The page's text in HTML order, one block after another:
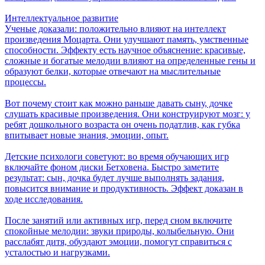
Интеллектуальное развитие
Ученые доказали: положительно влияют на интеллект
произведения Моцарта. Они улучшают память, умственные
способности. Эффекту есть научное объяснение: красивые,
сложные и богатые мелодии влияют на определенные гены и
образуют белки, которые отвечают на мыслительные
процессы.
Вот почему стоит как можно раньше давать сыну, дочке
слушать красивые произведения. Они конструируют мозг: у
ребят дошкольного возраста он очень податлив, как губка
впитывает новые знания, эмоции, опыт.
Детские психологи советуют: во время обучающих игр
включайте фоном диски Бетховена. Быстро заметите
результат: сын, дочка будет лучше выполнять задания,
повысится внимание и продуктивность. Эффект доказан в
ходе исследования.
После занятий или активных игр, перед сном включите
спокойные мелодии: звуки природы, колыбельную. Они
расслабят дитя, обуздают эмоции, помогут справиться с
усталостью и нагрузками.